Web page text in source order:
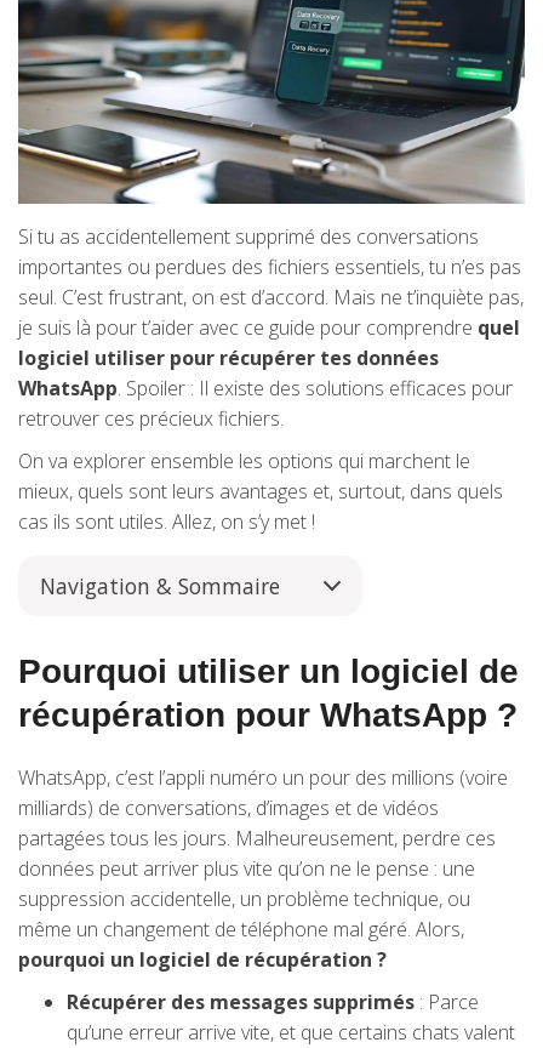
Si tu as accidentellement supprimé des conversations
importantes ou perdues des fichiers essentiels, tu n’es pas
seul. C’est frustrant, on est d’accord. Mais ne t’inquiète pas,
je suis là pour t’aider avec ce guide pour comprendre quel
logiciel utiliser pour récupérer tes données
WhatsApp. Spoiler : Il existe des solutions efficaces pour
retrouver ces précieux fichiers.
On va explorer ensemble les options qui marchent le
mieux, quels sont leurs avantages et, surtout, dans quels
cas ils sont utiles. Allez, on s’y met !
Navigation & Sommaire
Pourquoi utiliser un logiciel de
récupération pour WhatsApp ?
WhatsApp, c’est l’appli numéro un pour des millions (voire
milliards) de conversations, d’images et de vidéos
partagées tous les jours. Malheureusement, perdre ces
données peut arriver plus vite qu’on ne le pense : une
suppression accidentelle, un problème technique, ou
même un changement de téléphone mal géré. Alors,
pourquoi un logiciel de récupération ?
Récupérer des messages supprimés : Parce
qu’une erreur arrive vite, et que certains chats valent